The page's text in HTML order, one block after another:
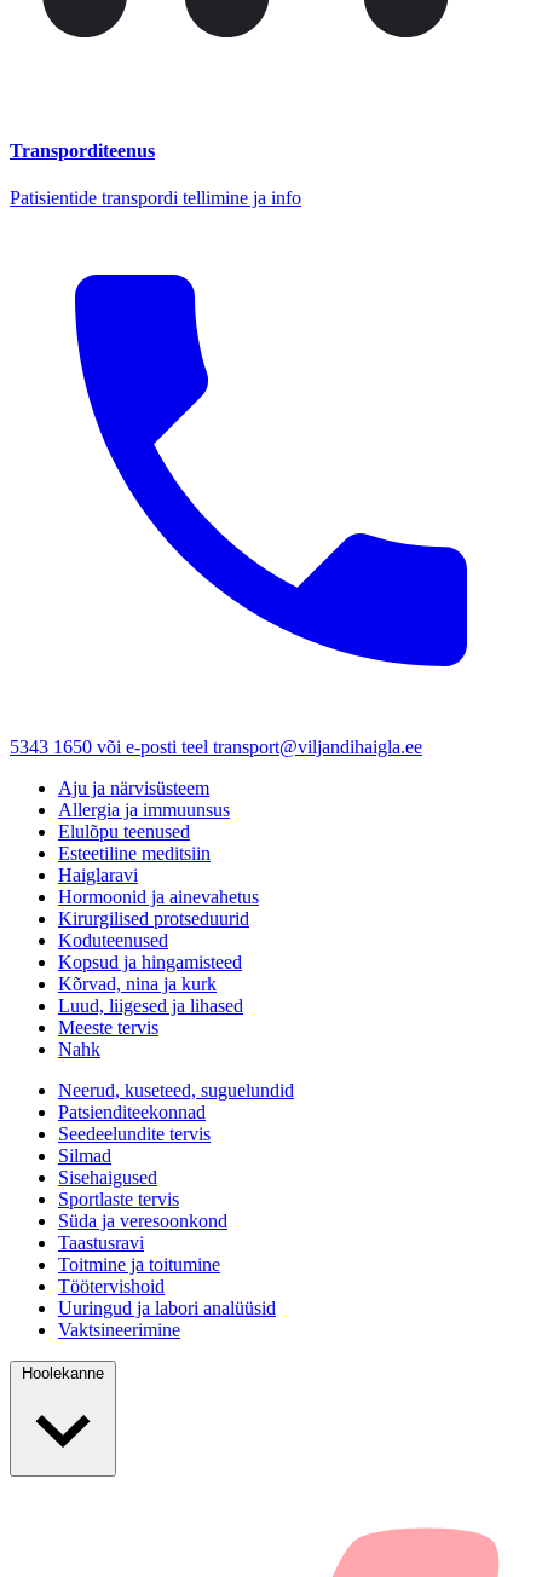
Transporditeenus
Patisientide transpordi tellimine ja info
5343 1650 või e-posti teel transport@viljandihaigla.ee
Aju ja närvisüsteem
Allergia ja immuunsus
Elulõpu teenused
Esteetiline meditsiin
Haiglaravi
Hormoonid ja ainevahetus
Kirurgilised protseduurid
Koduteenused
Kopsud ja hingamisteed
Kõrvad, nina ja kurk
Luud, liigesed ja lihased
Meeste tervis
Nahk
Neerud, kuseteed, suguelundid
Patsienditeekonnad
Seedeelundite tervis
Silmad
Sisehaigused
Sportlaste tervis
Süda ja veresoonkond
Taastusravi
Toitmine ja toitumine
Töötervishoid
Uuringud ja labori analüüsid
Vaktsineerimine
Hoolekanne